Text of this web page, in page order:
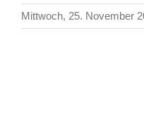
Mittwoch, 25. November